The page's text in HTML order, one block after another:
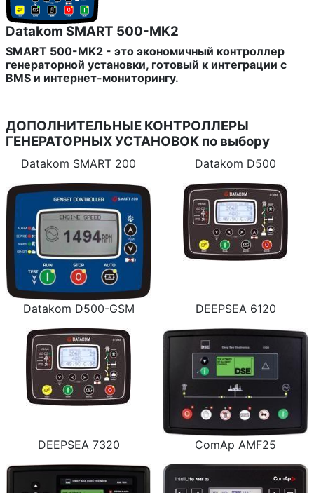
Datakom SMART 500-MK2
SMART 500-MK2 - это экономичный контроллер
генераторной установки, готовый к интеграции с
BMS и интернет-мониторингу.
ДОПОЛНИТЕЛЬНЫЕ КОНТРОЛЛЕРЫ
ГЕНЕРАТОРНЫХ УСТАНОВОК по выбору
Datakom SMART 200 Datakom D500
Datakom D500-GSM DEEPSEA 6120
DEEPSEA 7320 ComAp AMF25